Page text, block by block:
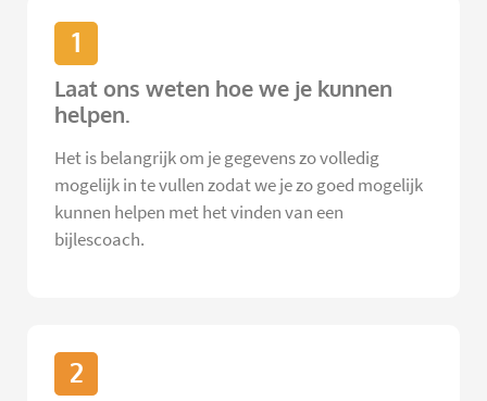
1
Laat ons weten hoe we je kunnen
helpen.
Het is belangrijk om je gegevens zo volledig
mogelijk in te vullen zodat we je zo goed mogelijk
kunnen helpen met het vinden van een
bijlescoach.
2